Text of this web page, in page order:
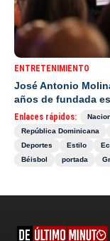
ENTRETENIMIENTO
José Antonio
años de fundada
Enlaces rápidos:
República Dominicana
Deportes
Estilo
Béisbol
portada